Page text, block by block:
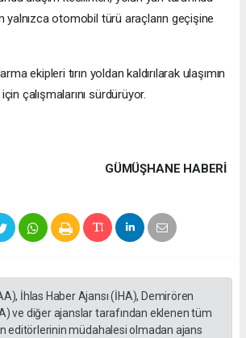
yalnızca otomobil türü araçların geçişine
ekipleri tırın yoldan kaldırılarak ulaşımın
çalışmalarını sürdürüyor.
GÜMÜŞHANE HABERİ
İhlas Haber Ajansı (İHA), Demirören
ve diğer ajanslar tarafından eklenen tüm
editörlerinin müdahalesi olmadan ajans